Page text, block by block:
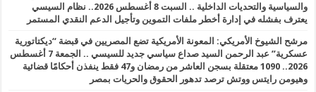
والسياسية والتحديات الداخلية .. السبت 8 أغسطس 2026.. نظام السيسي
يعترف بفشله في إدارة أخطر ملفات التموين وتأجيل الدعم النقدي المستمر
مرشح الشيوخ الأمريكي: المعونة الأمريكية تضع المصريين في قبضة “ديكتاتورية
عسكرية” عبد الرحمن السيد صداع سياسي جديد للسيسي .. الجمعة 7 أغسطس
2026.. 1090 معتقلة بسجن العاشر من رمضان و47 فقط ينفذن أحكامًا قضائية
وهيومن رايتس ووتش ترصد تدهور الحقوق والحريات بمصر